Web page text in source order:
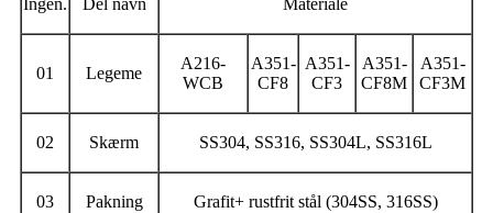
01 Legeme
A216-
WCB
A351-
CF8
A351-
CF3
A351-
CF8M
A351-
CF3M
02 Skærm SS304, SS316, SS304L, SS316L
03 Pakning Grafit+ rustfrit stål (304SS, 316SS)